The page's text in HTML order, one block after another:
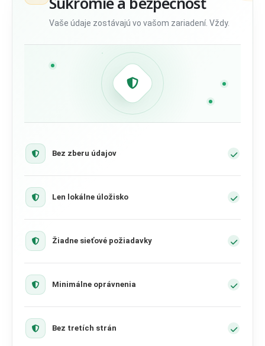
Vaše údaje zostávajú vo vašom zariadení. Vždy.
Bez zberu údajov
Len lokálne úložisko
Žiadne sieťové požiadavky
Minimálne oprávnenia
Bez tretích strán